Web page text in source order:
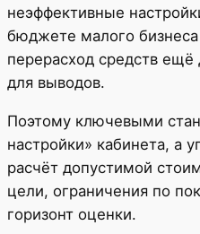
неэффективные
бюджете малого
перерасход средств ещё
для выводов.
Поэтому ключевыми
настройки» кабинета, а
расчёт допустимой
цели, ограничения по
горизонт оценки.